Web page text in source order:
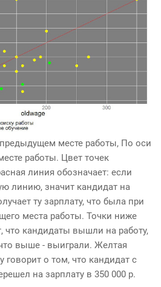
месте работы, По оси
работы. Цвет точек
линия обозначает: если
линию, значит кандидат на
ту зарплату, что была при
места работы. Точки ниже
что кандидаты вышли на работу,
что выше - выиграли. Желтая
говорит о том, что кандидат с
на зарплату в 350 000 р.